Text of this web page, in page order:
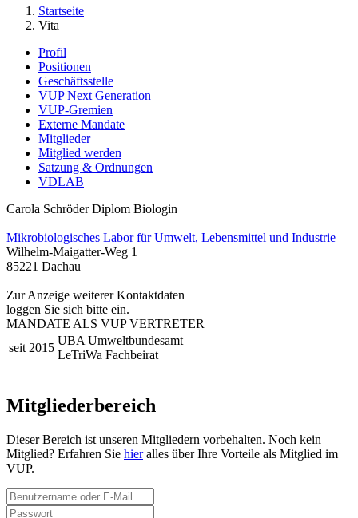
Startseite
Vita
Profil
Positionen
Geschäftsstelle
VUP Next Generation
VUP-Gremien
Externe Mandate
Mitglieder
Mitglied werden
Satzung & Ordnungen
VDLAB
Carola Schröder Diplom Biologin
Mikrobiologisches Labor für Umwelt, Lebensmittel und Industrie
Wilhelm-Maigatter-Weg 1
85221 Dachau
Zur Anzeige weiterer Kontaktdaten
loggen Sie sich bitte ein.
MANDATE ALS VUP VERTRETER
seit 2015
UBA Umweltbundesamt
LeTriWa Fachbeirat
Mitgliederbereich
Dieser Bereich ist unseren Mitgliedern vorbehalten. Noch kein
Mitglied? Erfahren Sie hieralles über Ihre Vorteile als Mitglied im
VUP.